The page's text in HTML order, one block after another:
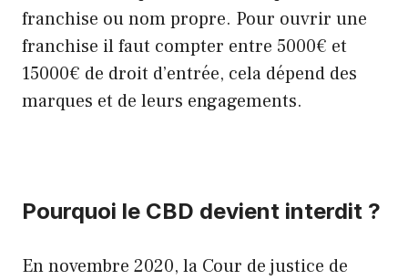
franchise ou nom propre. Pour ouvrir une
franchise il faut compter entre 5000€ et
15000€ de droit d’entrée, cela dépend des
marques et de leurs engagements.
Pourquoi le CBD devient interdit ?
En novembre 2020, la Cour de justice de